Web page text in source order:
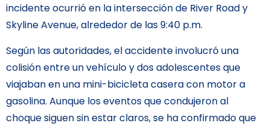
incidente ocurrió en la intersección de River Road y
Skyline Avenue, alrededor de las 9:40 p.m.
Según las autoridades, el accidente involucró una
colisión entre un vehículo y dos adolescentes que
viajaban en una mini-bicicleta casera con motor a
gasolina. Aunque los eventos que condujeron al
choque siguen sin estar claros, se ha confirmado que